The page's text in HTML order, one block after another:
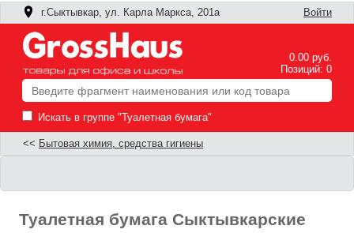
г.Сыктывкар, ул. Карла Маркса, 201а Войти
0.00 руб.
Позиций: 0
Искать в группе "Туалетная бумага"
<< Бытовая химия, средства гигиены
Туалетная бумага Сыктывкарские